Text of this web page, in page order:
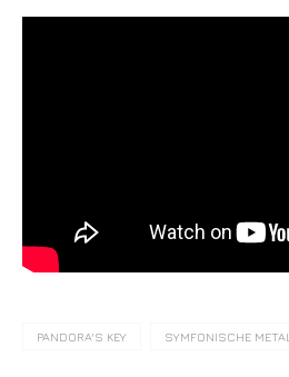
PANDORA'S KEY SYMFONISCHE METAL